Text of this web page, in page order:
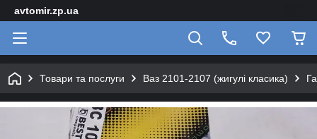
avtomir.zp.ua
Товари та послуги Ваз 2101-2107 (жигулі класика)